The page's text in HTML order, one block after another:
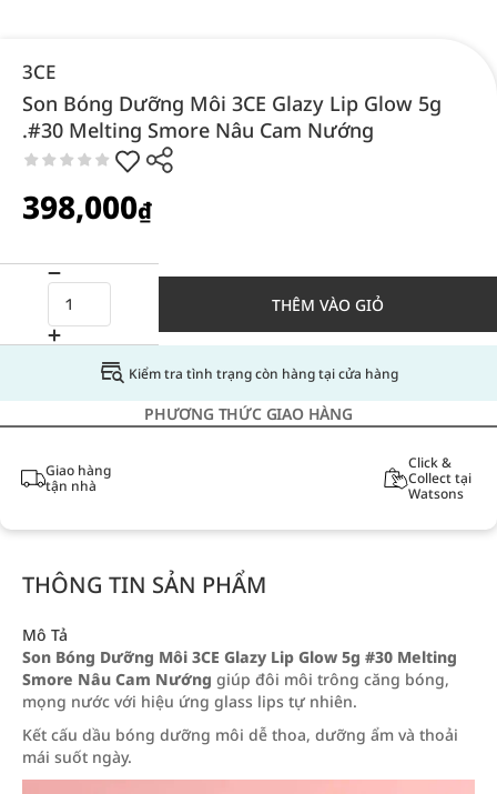
3CE
Son Bóng Dưỡng Môi 3CE Glazy Lip Glow 5g
.#30 Melting Smore Nâu Cam Nướng
398,000₫
THÊM VÀO GIỎ
Kiểm tra tình trạng còn hàng tại cửa hàng
PHƯƠNG THỨC GIAO HÀNG
Giao hàng
tận nhà
Click &
Collect tại
Watsons
THÔNG TIN SẢN PHẨM
Mô Tả
Son Bóng Dưỡng Môi 3CE Glazy Lip Glow 5g #30 Melting
Smore Nâu Cam Nướng giúp đôi môi trông căng bóng,
mọng nước với hiệu ứng glass lips tự nhiên.
Kết cấu dầu bóng dưỡng môi dễ thoa, dưỡng ẩm và thoải
mái suốt ngày.